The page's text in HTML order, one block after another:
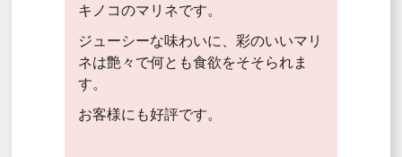
キノコのマリネです。
ジューシーな味わいに、彩のいいマリ
ネは艶々で何とも食欲をそそられま
す。
お客様にも好評です。